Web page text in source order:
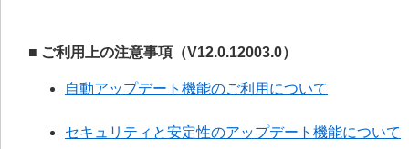
■ ご利用上の注意事項（V12.0.12003.0）
自動アップデート機能のご利用について
セキュリティと安定性のアップデート機能について